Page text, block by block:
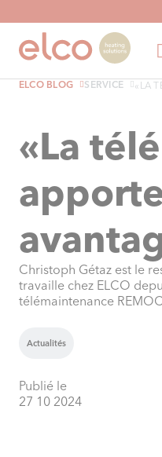
ELCO BLOG SERVICE «LA
«La
Christoph Gétaz est le
travaille chez ELCO
télémaintenance
Actualités
Publié le
27 10 2024